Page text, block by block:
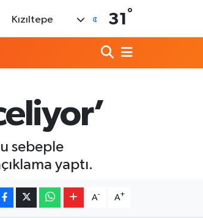
Kızıltepe 31 °
sebeple
yaptı.
A- A+